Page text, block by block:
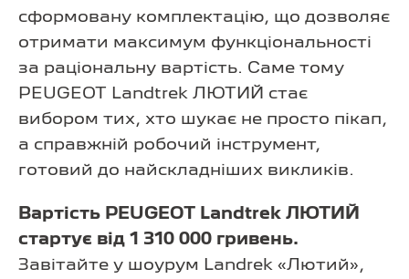
сформовану комплектацію, що дозволяє
отримати максимум функціональності
за раціональну вартість. Саме тому
PEUGEOT Landtrek ЛЮТИЙ стає
вибором тих, хто шукає не просто пікап,
а справжній робочий інструмент,
готовий до найскладніших викликів.
Вартість PEUGEOT Landtrek ЛЮТИЙ
стартує від 1 310 000 гривень.
Завітайте у шоурум Landrek «Лютий»,